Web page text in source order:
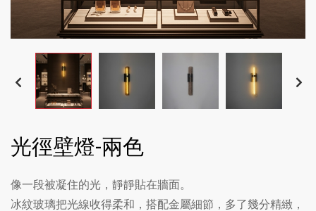
光徑壁燈-兩色
像一段被凝住的光，靜靜貼在牆面。
冰紋玻璃把光線收得柔和，搭配金屬細節，多了幾分精緻，